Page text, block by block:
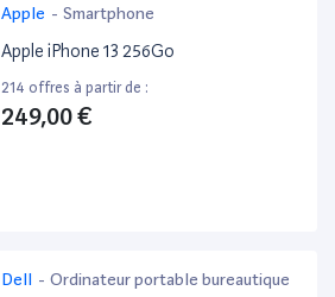
Apple - Smartphone
Apple iPhone 13 256Go
214 offres à partir de :
249,00 €
Dell - Ordinateur portable bureautique